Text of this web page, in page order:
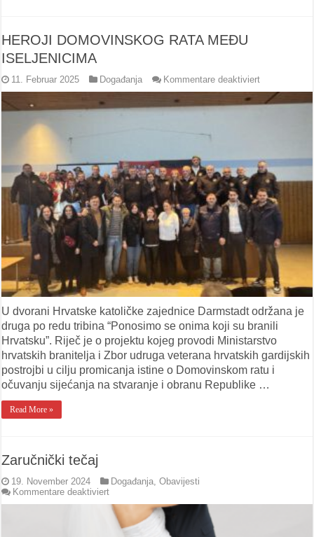
HEROJI DOMOVINSKOG RATA MEĐU
ISELJENICIMA
11. Februar 2025 Događanja Kommentare deaktiviertfür
HEROJI
U dvorani Hrvatske katoličke zajednice Darmstadt održana je
druga po redu tribina “Ponosimo se onima koji su branili
Hrvatsku”. Riječ je o projektu kojeg provodi Ministarstvo
hrvatskih branitelja i Zbor udruga veterana hrvatskih gardijskih
postrojbi u cilju promicanja istine o Domovinskom ratu i
očuvanju sijećanja na stvaranje i obranu Republike …
Read More »
Zaručnički tečaj
19. November 2024 Događanja,Obavijesti
Kommentare deaktiviertfür
Zaručnički
tečaj